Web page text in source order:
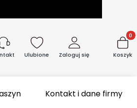
Ulubione Zaloguj się Koszyk
Kontakt i dane firmy